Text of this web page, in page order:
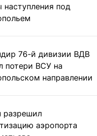
наступления под
76-й дивизии ВДВ
потери ВСУ на
направлении
разрешил
аэропорта